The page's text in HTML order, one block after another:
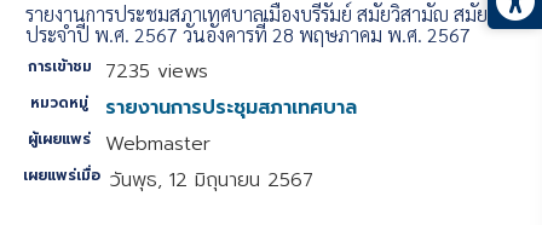
รายงานการประชุมสภาเทศบาลเมืองบุรีรัมย์ สมัยวิสามัญ สมัยที่3
ประจำปี พ.ศ. 2567 วันอังคารที่ 28 พฤษภาคม พ.ศ. 2567
การเข้าชม 7235 views
หมวดหมู่ รายงานการประชุมสภาเทศบาล
ผู้เผยแพร่ Webmaster
เผยแพร่เมื่อ วันพุธ, 12 มิถุนายน 2567